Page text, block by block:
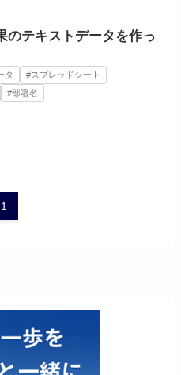
のテキストデータを作っ
タ
#スプレッドシート
#部署名
1